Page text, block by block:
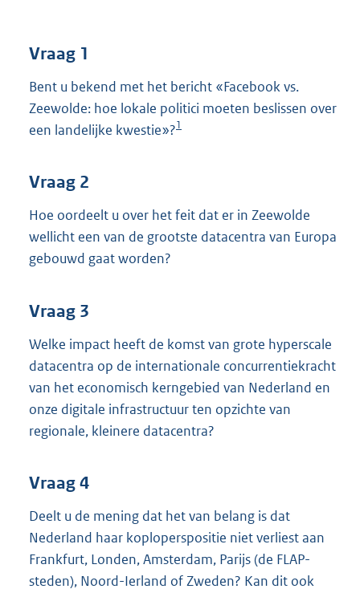
Vraag 1
Bent u bekend met het bericht «Facebook vs.
Zeewolde: hoe lokale politici moeten beslissen over
een landelijke kwestie»?1
Vraag 2
Hoe oordeelt u over het feit dat er in Zeewolde
wellicht een van de grootste datacentra van Europa
gebouwd gaat worden?
Vraag 3
Welke impact heeft de komst van grote hyperscale
datacentra op de internationale concurrentiekracht
van het economisch kerngebied van Nederland en
onze digitale infrastructuur ten opzichte van
regionale, kleinere datacentra?
Vraag 4
Deelt u de mening dat het van belang is dat
Nederland haar koploperspositie niet verliest aan
Frankfurt, Londen, Amsterdam, Parijs (de FLAP-
steden), Noord-Ierland of Zweden? Kan dit ook